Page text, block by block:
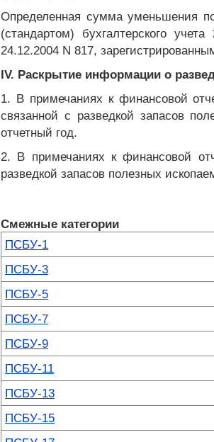
Определенная сумма уменьшения
(стандартом) бухгалтерского
24.12.2004 N 817,
IV. Раскрытие информации о
1. В примечаниях к финансовой
связанной с разведкой запасов
отчетный год.
2. В примечаниях к финансовой
разведкой запасов полезных
Смежные категории
ПСБУ-1
ПСБУ-3
ПСБУ-5
ПСБУ-7
ПСБУ-9
ПСБУ-11
ПСБУ-13
ПСБУ-15